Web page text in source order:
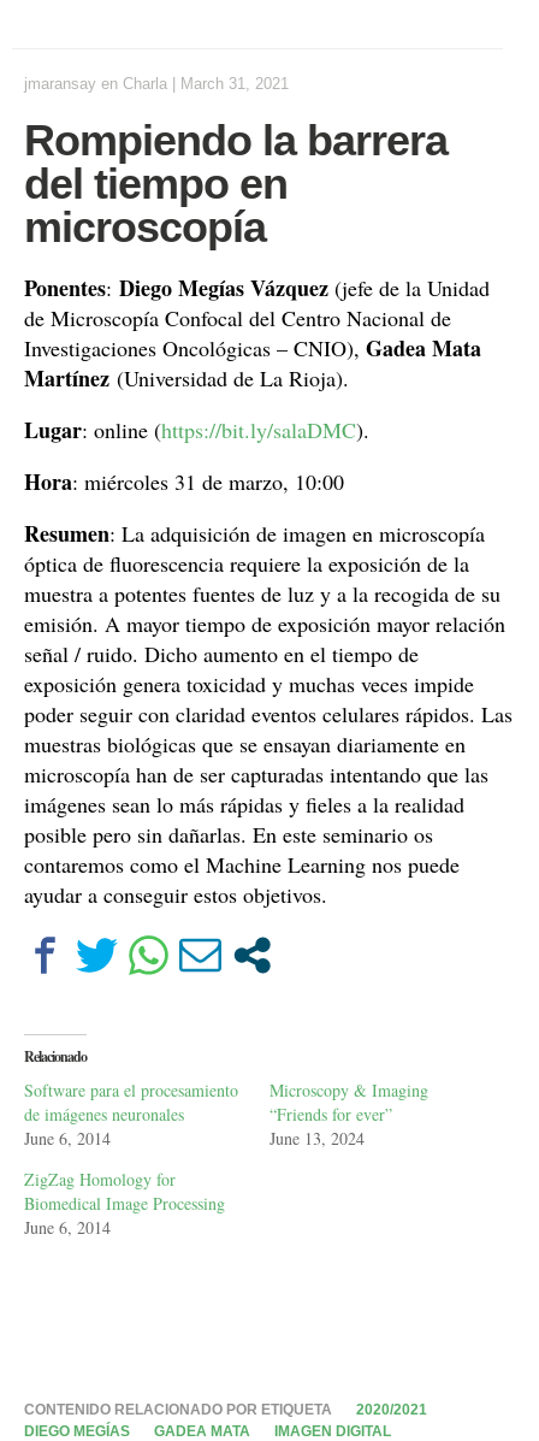
jmaransay en Charla March 31, 2021
Rompiendo la barrera
del tiempo en
microscopía
Ponentes: Diego Megías Vázquez (jefe de la Unidad
de Microscopía Confocal del Centro Nacional de
Investigaciones Oncológicas – CNIO), Gadea Mata
Martínez (Universidad de La Rioja).
Lugar: online (https://bit.ly/salaDMC).
Hora: miércoles 31 de marzo, 10:00
Resumen: La adquisición de imagen en microscopía
óptica de fluorescencia requiere la exposición de la
muestra a potentes fuentes de luz y a la recogida de su
emisión. A mayor tiempo de exposición mayor relación
señal / ruido. Dicho aumento en el tiempo de
exposición genera toxicidad y muchas veces impide
poder seguir con claridad eventos celulares rápidos. Las
muestras biológicas que se ensayan diariamente en
microscopía han de ser capturadas intentando que las
imágenes sean lo más rápidas y fieles a la realidad
posible pero sin dañarlas. En este seminario os
contaremos como el Machine Learning nos puede
ayudar a conseguir estos objetivos.
Relacionado
Software para el procesamiento
de imágenes neuronales
June 6, 2014
Microscopy & Imaging
“Friends for ever”
June 13, 2024
ZigZag Homology for
Biomedical Image Processing
June 6, 2014
CONTENIDO RELACIONADO POR ETIQUETA
2020/2021
DIEGO MEGÍAS
GADEA MATA
IMAGEN DIGITAL